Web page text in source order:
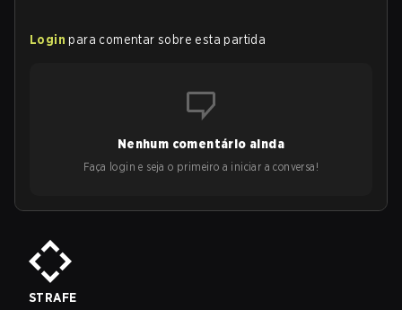
Login para comentar sobre esta partida
Nenhum comentário ainda
Faça login e seja o primeiro a iniciar a conversa!
STRAFE